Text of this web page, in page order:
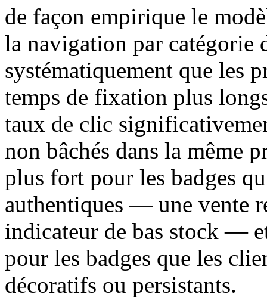
de façon empirique le
la navigation par catégorie
systématiquement que les
temps de fixation plus
taux de clic
non bâchés dans la même
plus fort pour les badges
authentiques — une vente
indicateur de bas stock —
pour les badges que les
décoratifs ou persistants.